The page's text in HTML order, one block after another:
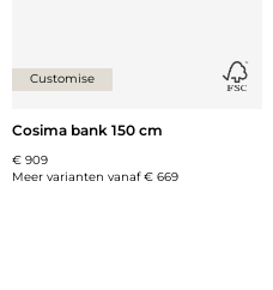
Customise
Cosima bank 150 cm
€ 909
Meer varianten vanaf€ 669